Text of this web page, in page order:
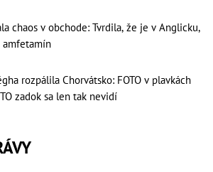
chaos v obchode: Tvrdila, že je v Anglicku,
amfetamín
rozpálila Chorvátsko: FOTO v plavkách
zadok sa len tak nevidí